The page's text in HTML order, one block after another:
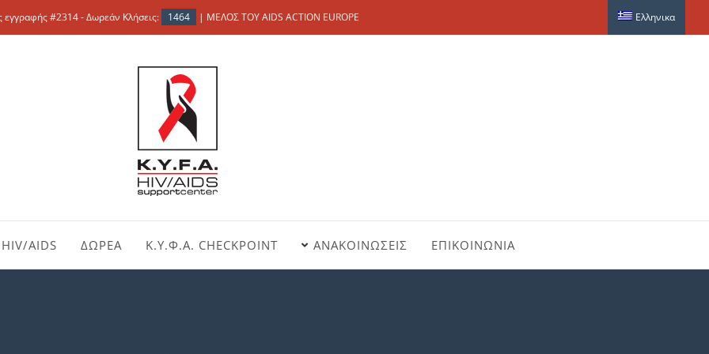
#2314 - Δωρεάν Κλήσεις: 1464 | ΜΕΛΟΣ ΤΟΥ AIDS ACTION EUROPE Ελληνικα
HIV/AIDS ΔΩΡΕΑ Κ.Υ.Φ.Α. CHECKPOINT ΑΝΑΚΟΙΝΩΣΕΙΣ ΕΠΙΚΟΙΝΩΝΙΑ